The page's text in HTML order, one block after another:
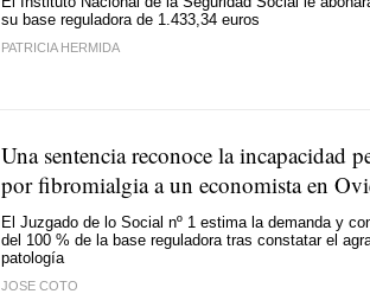
su base reguladora de 1.433,34 euros
PATRICIA HERMIDA
Una sentencia reconoce la incapacidad
por fibromialgia a un economista en
El Juzgado de lo Social nº 1 estima la demanda y
del 100 % de la base reguladora tras constatar el
patología
JOSE COTO